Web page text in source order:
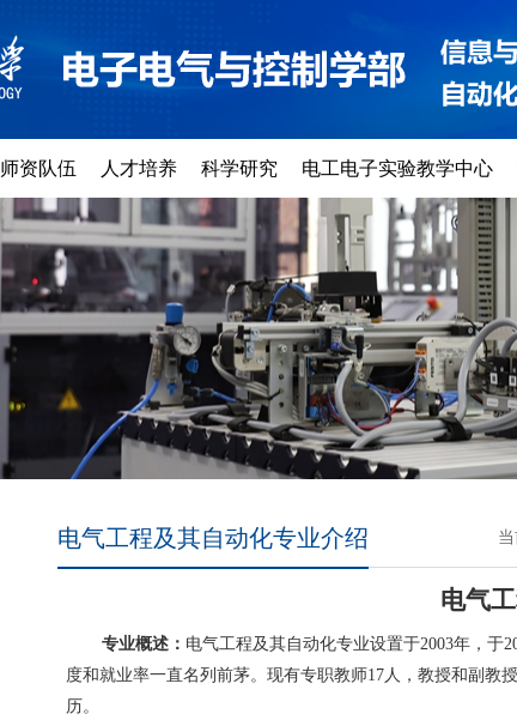
师资队伍 人才培养 科学研究 电工电子实验教学中心
电气工程及其自动化专业介绍
电气
专业概述： 电气工程及其自动化专业设置于2003年，于
度和就业率一直名列前茅。现有专职教师17人，教授和副教
历。